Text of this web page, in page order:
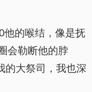
的喉结，像是抚
会勒断他的脖
的大祭司，我也深